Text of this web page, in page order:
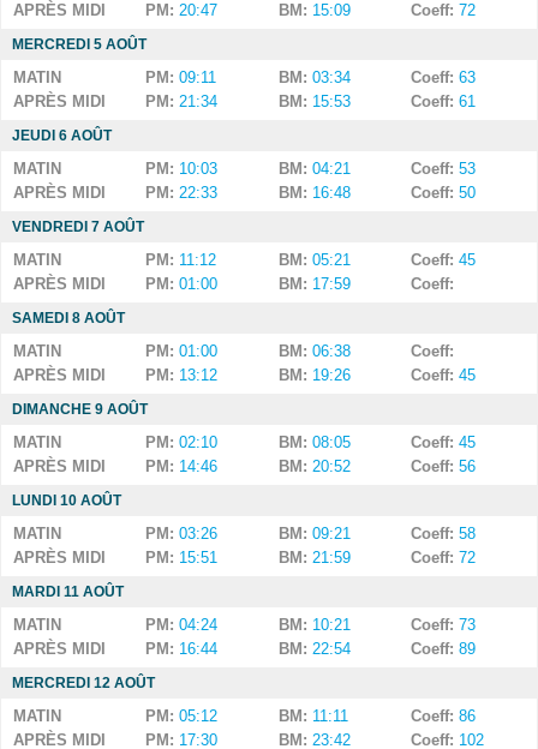
APRÈS MIDI
PM: 20:47 BM: 15:09 Coeff: 72
MERCREDI 5 AOÛT
MATIN PM: 09:11 BM: 03:34 Coeff: 63
APRÈS MIDI
PM: 21:34 BM: 15:53 Coeff: 61
JEUDI 6 AOÛT
MATIN PM: 10:03 BM: 04:21 Coeff: 53
APRÈS MIDI
PM: 22:33 BM: 16:48 Coeff: 50
VENDREDI 7 AOÛT
MATIN PM: 11:12 BM: 05:21 Coeff: 45
APRÈS MIDI
PM: 01:00 BM: 17:59 Coeff:
SAMEDI 8 AOÛT
MATIN PM: 01:00 BM: 06:38
Coeff:
APRÈS MIDI
PM: 13:12 BM: 19:26 Coeff: 45
DIMANCHE 9 AOÛT
MATIN PM: 02:10 BM: 08:05 Coeff: 45
APRÈS MIDI
PM: 14:46 BM: 20:52 Coeff: 56
LUNDI 10 AOÛT
MATIN PM: 03:26 BM: 09:21 Coeff: 58
APRÈS MIDI
PM: 15:51 BM: 21:59 Coeff: 72
MARDI 11 AOÛT
MATIN PM: 04:24 BM: 10:21 Coeff: 73
APRÈS MIDI
PM: 16:44 BM: 22:54 Coeff: 89
MERCREDI 12 AOÛT
MATIN PM: 05:12 BM: 11:11 Coeff: 86
APRÈS MIDI
PM: 17:30 BM: 23:42 Coeff: 102